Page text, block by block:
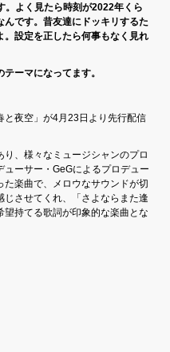
。よく見たら時刻が2022年くら
です。昔友達にドッキリするた
設定を正したら何事もなく見れ
ーマになってます。
と夜空」が4月23日より先行配信
り、様々なミュージシャンのプロ
ーサー・GeGによるプロデュー
た楽曲で、メロウなサウンドが切
させてくれ、「さよならまた逢
望持てる歌詞が印象的な楽曲とな